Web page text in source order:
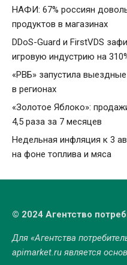
НАФИ: 67% россиян
продуктов в магазинах
DDoS-Guard и FirstVDS
игровую индустрию на
«РВБ» запустила
в регионах
«Золотое Яблоко»:
4,5 раза за 7 месяцев
Недельная инфляция к 3
на фоне топлива и мяса
© 2024 Агентство
Для «Агентства
apimarket.ruявляется